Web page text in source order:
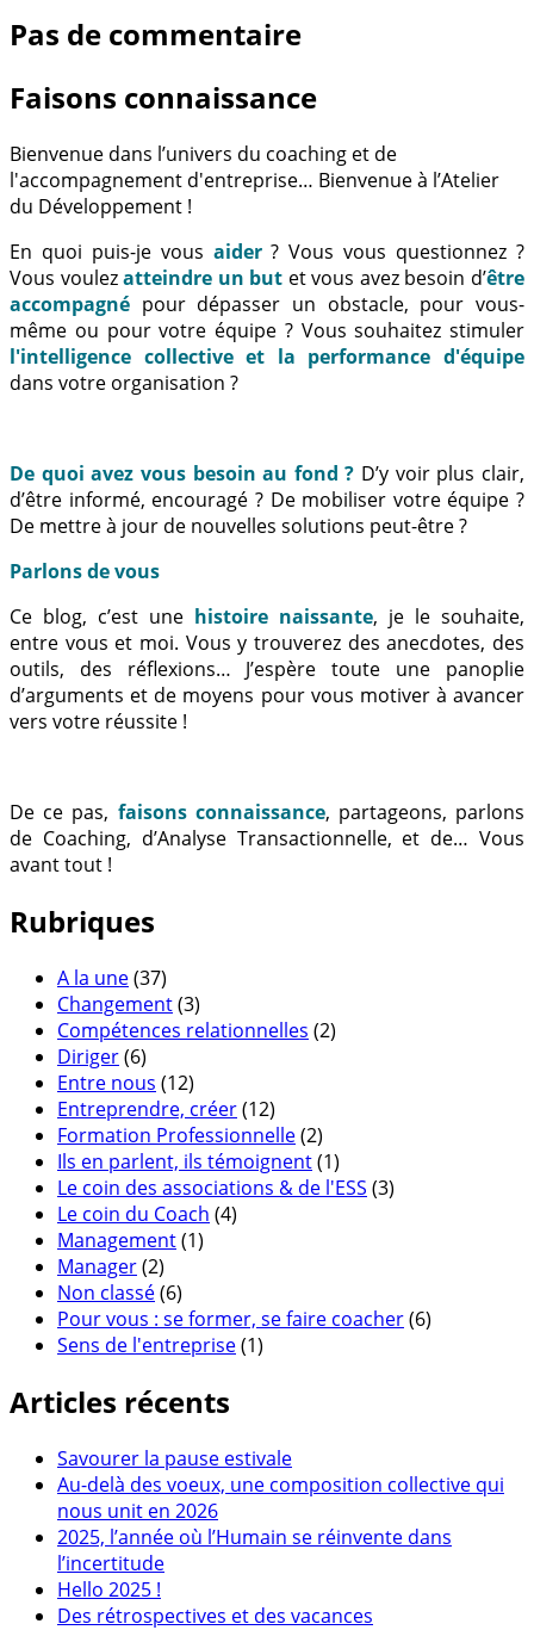
Pas de commentaire
Faisons connaissance
Bienvenue dans l’univers du coaching et de
l'accompagnement d'entreprise… Bienvenue à l’Atelier
du Développement !
En quoi puis-je vous aider? Vous vous questionnez ?
Vous voulezatteindre un but et vous avez besoin d’être
accompagné pour dépasser un obstacle, pour vous-
même ou pour votre équipe ? Vous souhaitez stimuler
l'intelligence collective et la performance d'équipe
dans votre organisation ?
De quoi avez vous besoin au fond ? D’y voir plus clair,
d’être informé, encouragé ? De mobiliser votre équipe ?
De mettre à jour de nouvelles solutions peut-être ?
Parlons de vous
Ce blog, c’est une histoire naissante, je le souhaite,
entre vous et moi. Vous y trouverez des anecdotes, des
outils, des réflexions… J’espère toute une panoplie
d’arguments et de moyens pour vous motiver à avancer
vers votre réussite !
De ce pas, faisons connaissance, partageons, parlons
de Coaching, d’Analyse Transactionnelle, et de… Vous
avant tout !
Rubriques
A la une(37)
Changement(3)
Compétences relationnelles (2)
Diriger(6)
Entre nous (12)
Entreprendre, créer(12)
Formation Professionnelle(2)
Ils en parlent, ils témoignent(1)
Le coin des associations & de l'ESS (3)
Le coin du Coach (4)
Management(1)
Manager(2)
Non classé(6)
Pour vous : se former, se faire coacher(6)
Sens de l'entreprise(1)
Articles récents
Savourer la pause estivale
Au-delà des voeux, une composition collective qui
nous unit en 2026
2025, l’année où l’Humain se réinvente dans
l’incertitude
Hello 2025 !
Des rétrospectives et des vacances